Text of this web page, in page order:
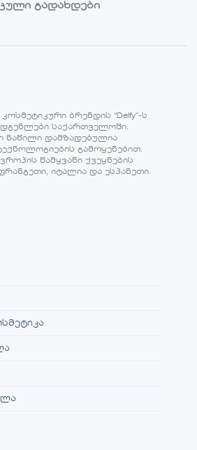
გადახდები
ბრენდის “Delfy”-ს
საქართველოში.
ნაწილი დამზადებულია
გამოყენებით.
წამყვანი ქვეყნების
იტალია და ესპანეთი.